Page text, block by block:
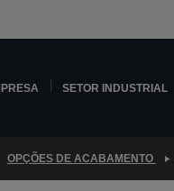
SETOR INDUSTRIAL
OPÇÕES DE ACABAMENTO